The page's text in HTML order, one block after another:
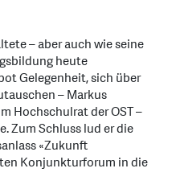
– aber auch wie seine
heute
Gelegenheit, sich über
– Markus
Hochschulrat der OST –
Zum Schluss lud er die
«Zukunft
Konjunkturforum in die